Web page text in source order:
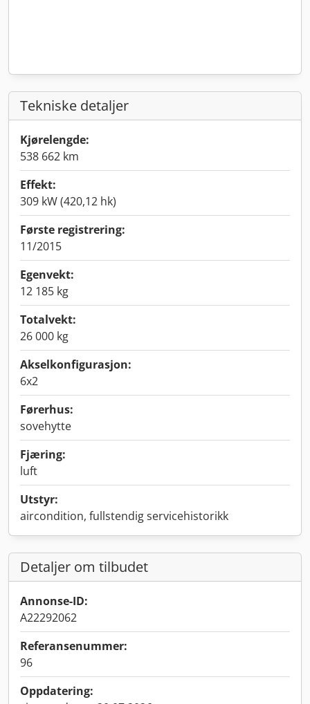
Tekniske detaljer
Kjørelengde:
538 662 km
Effekt:
309 kW (420,12 hk)
Første registrering:
11/2015
Egenvekt:
12 185 kg
Totalvekt:
26 000 kg
Akselkonfigurasjon:
6x2
Førerhus:
sovehytte
Fjæring:
luft
Utstyr:
aircondition, fullstendig servicehistorikk
Detaljer om tilbudet
Annonse-ID:
A22292062
Referansenummer:
96
Oppdatering: